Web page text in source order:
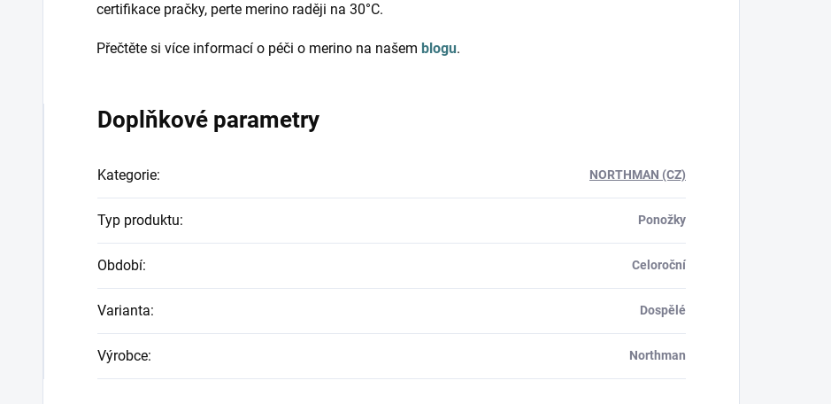
certifikace pračky, perte merino raději na 30°C.
Přečtěte si více informací o péči o merino na našem blogu.
Doplňkové parametry
Kategorie: NORTHMAN (CZ)
Typ produktu: Ponožky
Období: Celoroční
Varianta: Dospělé
Výrobce: Northman